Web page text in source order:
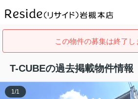
この物件の募集は終了し
T-CUBEの過去掲載物件情報
1/1